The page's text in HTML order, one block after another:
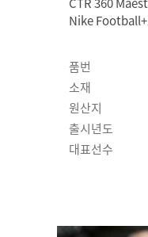
Nike Football+
품번
소재
원산지
출시년도
대표선수